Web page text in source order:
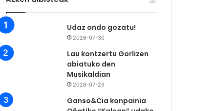
Udaz ondo gozatu!
2026-07-30
Lau kontzertu Gorlizen
abiatuko den
Musikaldian
2026-07-29
Ganso&Cia konpainia